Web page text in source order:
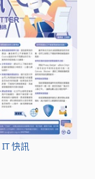
IT 快訊